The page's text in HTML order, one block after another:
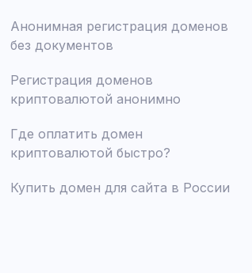
Анонимная регистрация доменов
без документов
Регистрация доменов
криптовалютой анонимно
Где оплатить домен
криптовалютой быстро?
Купить домен для сайта в России